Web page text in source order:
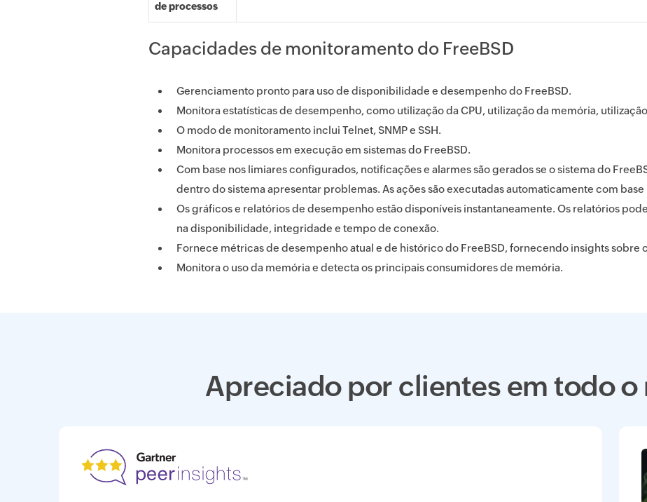
de processos
Capacidades de monitoramento do FreeBSD
Gerenciamento pronto para uso de disponibilidade e desempenho do FreeBSD.
Monitora estatísticas de desempenho, como utilização da CPU, utilização da memória,
O modo de monitoramento inclui Telnet, SNMP e SSH.
Monitora processos em execução em sistemas do FreeBSD.
Com base nos limiares configurados, notificações e alarmes são gerados se o sistema do
dentro do sistema apresentar problemas. As ações são executadas automaticamente com
Os gráficos e relatórios de desempenho estão disponíveis instantaneamente. Os relatórios
na disponibilidade, integridade e tempo de conexão.
Fornece métricas de desempenho atual e de histórico do FreeBSD, fornecendo insights
Monitora o uso da memória e detecta os principais consumidores de memória.
Apreciado por clientes em todo o